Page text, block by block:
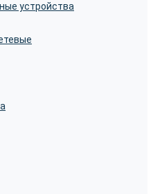
устройства